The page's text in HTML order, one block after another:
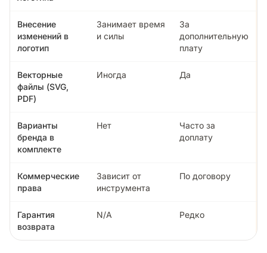
Внесение
изменений в
логотип
Занимает время
и силы
За
дополнительную
плату
Векторные
файлы (SVG,
PDF)
Иногда Да
Варианты
бренда в
комплекте
Нет
Часто за
доплату
Коммерческие
права
Зависит от
инструмента
По договору
Гарантия
возврата
N/A Редко